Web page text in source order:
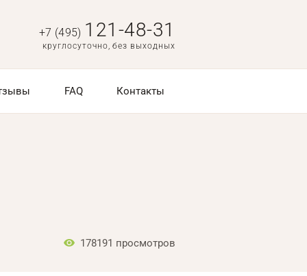
+7 (495) 121-48-31
круглосуточно, без выходных
FAQ Контакты
178191 просмотров